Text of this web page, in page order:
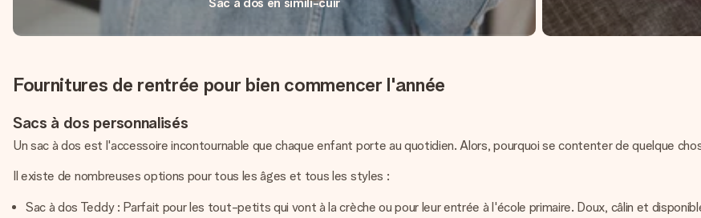
Fournitures de rentrée pour bien commencer l'année
Sacs à dos personnalisés
Un sac à dos est l'accessoire incontournable que chaque enfant porte au quotidien. Alors, pourquoi se contenter de quelque
Il existe de nombreuses options pour tous les âges et tous les styles :
Sac à dos Teddy : Parfait pour les tout-petits qui vont à la crèche ou pour leur entrée à l'école primaire. Doux, câlin et